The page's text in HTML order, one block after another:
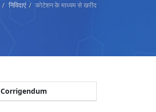
निविदाएं कोटेशन के माध्यम से खरीद
Corrigendum